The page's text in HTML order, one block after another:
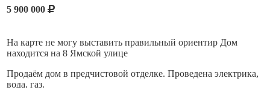
5 900 000
На карте не могу выставить правильный ориентир Дом
находится на 8 Ямской улице
Продаём дом в предчистовой отделке. Проведена электрика,
вода, газ.